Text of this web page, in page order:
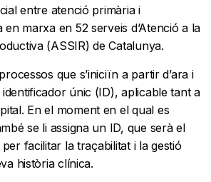
entre atenció primària i
en marxa en 52 serveis d’Atenció a la
(ASSIR) de Catalunya.
que s’iniciïn a partir d’ara i
únic (ID), aplicable tant a
En el moment en el qual es
se li assigna un ID, que serà el
facilitar la traçabilitat i la gestió
història clínica.